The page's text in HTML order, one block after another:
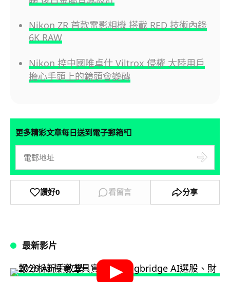
Nikon ZR 首款電影相機 搭載 RED 技術內錄
6K RAW
Nikon 控中國唯卓仕 Viltrox 侵權 大陸用戶
擔心手頭上的鏡頭會變磚
更多精彩文章每日送到電子郵箱📮
讚好0 看留言 分享
最新影片